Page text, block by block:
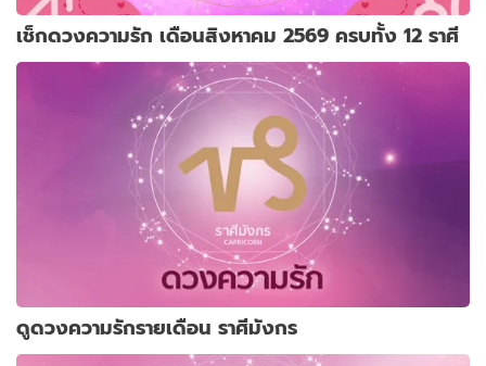
เช็กดวงความรัก เดือนสิงหาคม 2569 ครบทั้ง 12 ราศี
ดูดวงความรักรายเดือน ราศีมังกร